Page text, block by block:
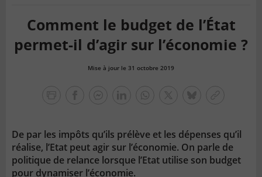
Comment le budget de l’État
permet-il d’agir sur l’économie ?
Mise à jour le 31 octobre 2019
De par les impôts qu’ils prélève et les dépenses qu’il
réalise, l’Etat peut agir sur l’économie. On parle de
politique de relance lorsque l’Etat utilise son budget
pour dynamiser l’économie.